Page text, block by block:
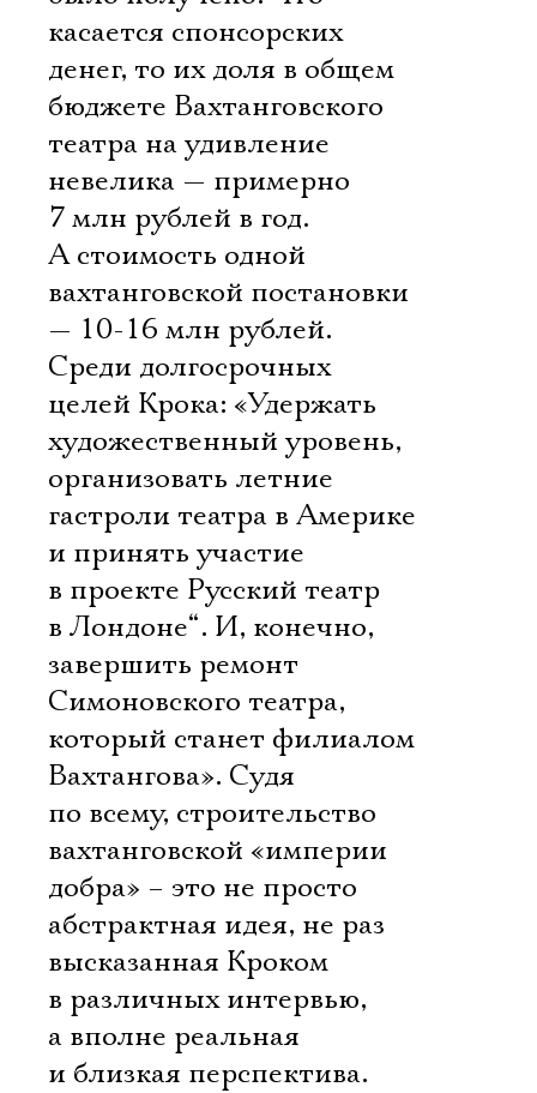
касается спонсорских
денег, то их доля в общем
бюджете Вахтанговского
театра на удивление
невелика — примерно
7 млн рублей в год.
А стоимость одной
вахтанговской постановки
— 10-16 млн рублей.
Среди долгосрочных
целей Крока: «Удержать
художественный уровень,
организовать летние
гастроли театра в Америке
и принять участие
в проекте Русский театр
в Лондоне“. И, конечно,
завершить ремонт
Симоновского театра,
который станет филиалом
Вахтангова». Судя
по всему, строительство
вахтанговской «империи
добра» – это не просто
абстрактная идея, не раз
высказанная Кроком
в различных интервью,
а вполне реальная
и близкая перспектива.